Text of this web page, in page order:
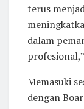
terus
dalam
Memasuki
dengan